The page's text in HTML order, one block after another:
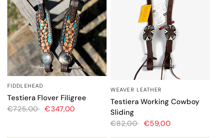
OCCHIATA VELOCE
FIDDLEHEAD
Testiera Flover Filigree
€725,00 €347,00
OCCHIATA VELOCE
WEAVER LEATHER
Testiera Working Cowboy
Sliding
€82,00 €59,00